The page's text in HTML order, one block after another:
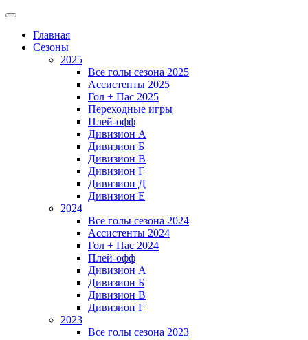
Главная
Сезоны
2025
Все голы сезона 2025
Ассистенты 2025
Гол + Пас 2025
Переходные игры
Плей-офф
Дивизион A
Дивизион Б
Дивизион В
Дивизион Г
Дивизион Д
Дивизион Е
2024
Все голы сезона 2024
Ассистенты 2024
Гол + Пас 2024
Плей-офф
Дивизион A
Дивизион Б
Дивизион В
Дивизион Г
2023
Все голы сезона 2023